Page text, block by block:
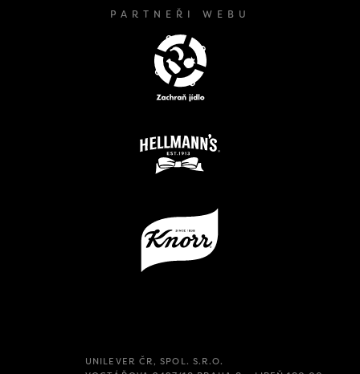
PARTNEŘI WEBU
UNILEVER ČR, SPOL. S.R.O.